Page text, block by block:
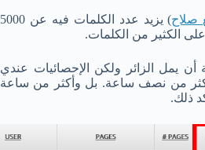
صلاح
) يزيد عدد الكلمات فيه عن 5000
الكثير من الكلمات.
يمل الزائر ولكن الإحصائيات عندي
من نصف ساعة. بل وأكثر من ساعة
ذلك.